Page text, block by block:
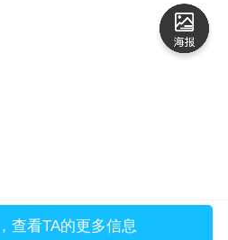
查看TA的更多信息